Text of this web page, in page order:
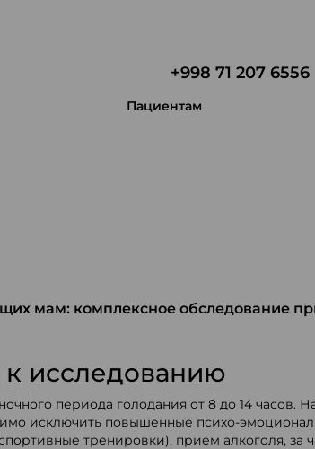
+998 71 207 6556
Пациентам
мам: комплексное обследование
к исследованию
периода голодания от 8 до 14 часов.
исключить повышенные психо-
тренировки), приём алкоголя, за